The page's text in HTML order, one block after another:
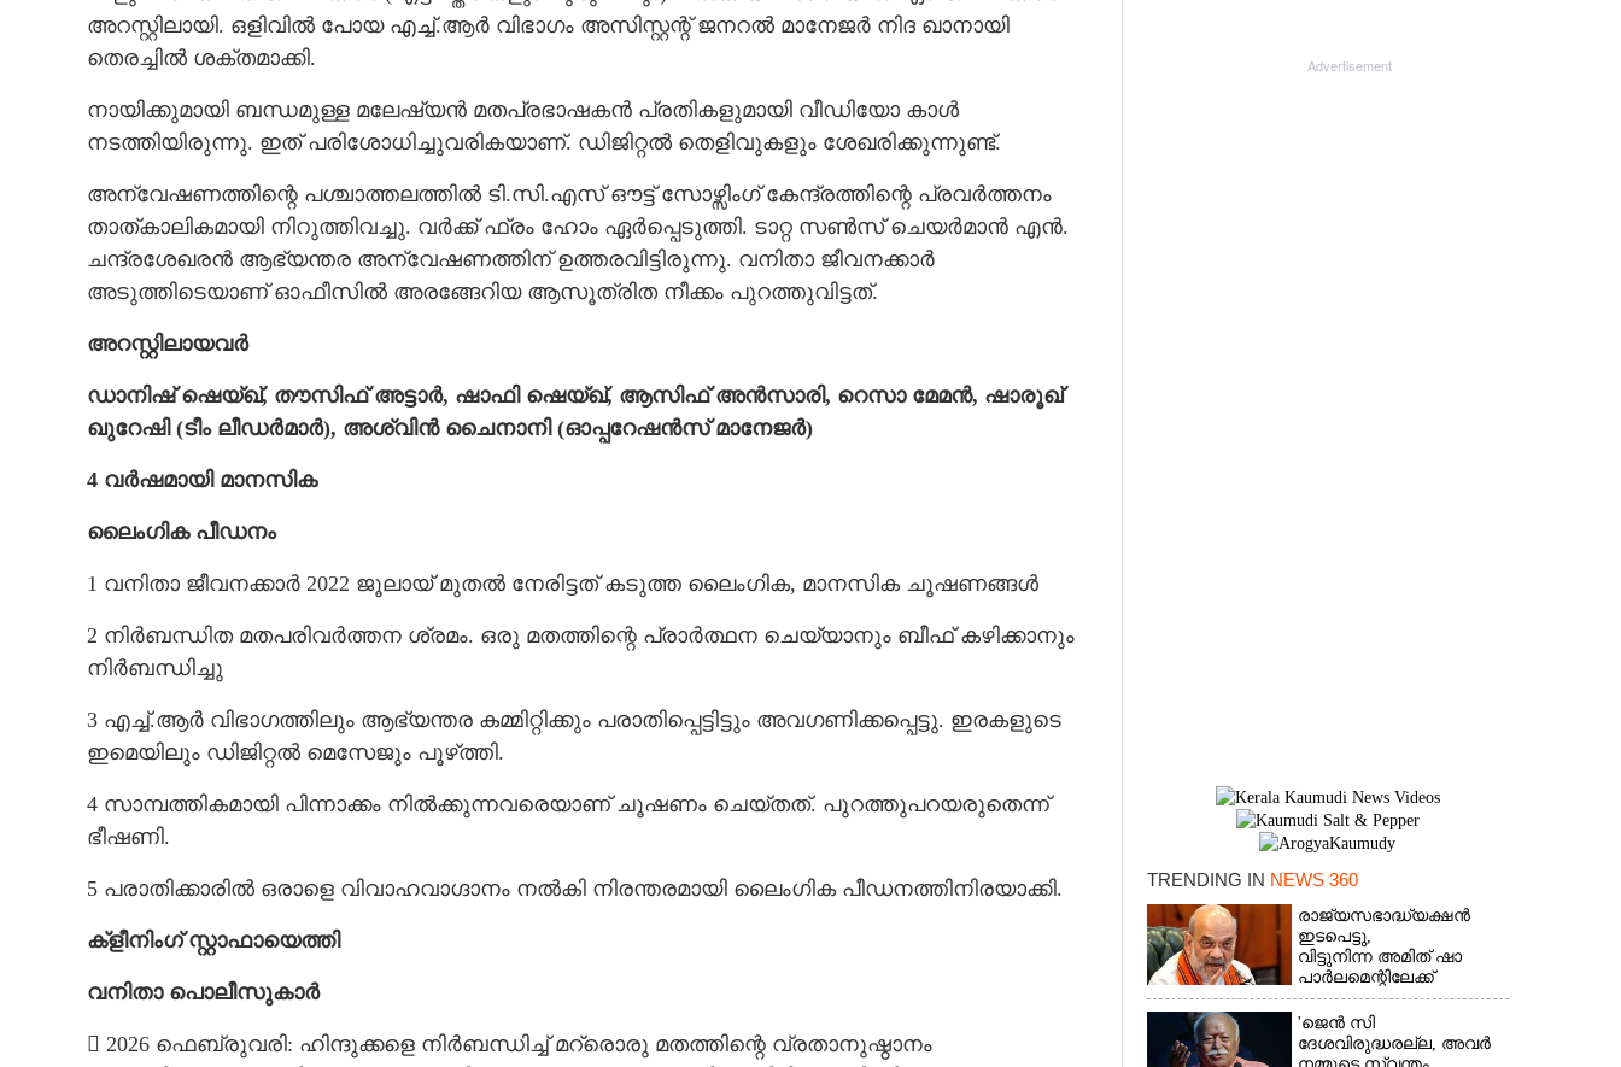
അറസ്റ്റിലായി. ഒളിവിൽ പോയ എച്ച്.ആർ വിഭാഗം അസിസ്റ്റന്റ് ജനറൽ മാനേജർ നിദ ഖാനായി
തെരച്ചിൽ ശക്തമാക്കി.
നായിക്കുമായി ബന്ധമുള്ള മലേഷ്യൻ മതപ്രഭാഷകൻ പ്രതികളുമായി വീഡിയോ കാൾ
നടത്തിയിരുന്നു. ഇത് പരിശോധിച്ചുവരികയാണ്. ഡിജിറ്റൽ തെളിവുകളും ശേഖരിക്കുന്നുണ്ട്.
അന്വേഷണത്തിന്റെ പശ്ചാത്തലത്തിൽ ടി.സി.എസ് ഔട്ട് സോഴ്സിംഗ് കേന്ദ്രത്തിന്റെ പ്രവർത്തനം
താത്കാലികമായി നിറുത്തിവച്ചു. വർക്ക് ഫ്രം ഹോം ഏർപ്പെടുത്തി. ടാറ്റ സൺസ് ചെയർമാൻ എൻ.
ചന്ദ്രശേഖരൻ ആഭ്യന്തര അന്വേഷണത്തിന് ഉത്തരവിട്ടിരുന്നു. വനിതാ ജീവനക്കാർ
അടുത്തിടെയാണ് ഓഫീസിൽ അരങ്ങേറിയ ആസൂത്രിത നീക്കം പുറത്തുവിട്ടത്.
അറസ്റ്റിലായവർ
ഡാനിഷ് ഷെയ്ഖ്, തൗസിഫ് അട്ടാർ, ഷാഫി ഷെയ്ഖ്, ആസിഫ് അൻസാരി, റെസാ മേമൻ, ഷാരൂഖ്
ഖുറേഷി (ടീം ലീഡർമാർ), അശ്വിൻ ചൈനാനി (ഓപ്പറേഷൻസ് മാനേജർ)
4 വർഷമായി മാനസിക
ലൈംഗിക പീഡനം
1 വനിതാ ജീവനക്കാർ 2022 ജൂലായ് മുതൽ നേരിട്ടത് കടുത്ത ലൈംഗിക, മാനസിക ചൂഷണങ്ങൾ
2 നിർബന്ധിത മതപരിവർത്തന ശ്രമം. ഒരു മതത്തിന്റെ പ്രാർത്ഥന ചെയ്യാനും ബീഫ് കഴിക്കാനും
നിർബന്ധിച്ചു
3 എച്ച്.ആർ വിഭാഗത്തിലും ആഭ്യന്തര കമ്മിറ്റിക്കും പരാതിപ്പെട്ടിട്ടും അവഗണിക്കപ്പെട്ടു. ഇരകളുടെ
ഇമെയിലും ഡിജിറ്റൽ മെസേജും പൂഴ്‌ത്തി.
4 സാമ്പത്തികമായി പിന്നാക്കം നിൽക്കുന്നവരെയാണ് ചൂഷണം ചെയ്തത്. പുറത്തുപറയരുതെന്ന്
ഭീഷണി.
5 പരാതിക്കാരിൽ ഒരാളെ വിവാഹവാഗ്ദാനം നൽകി നിരന്തരമായി ലൈംഗിക പീ‌ഡനത്തിനിരയാക്കി.
ക്ളീനിംഗ് സ്റ്റാഫായെത്തി
വനിതാ പൊലീസുകാർ
 2026 ഫെബ്രുവരി: ഹിന്ദുക്കളെ നിർബന്ധിച്ച് മറ്രൊരു മതത്തിന്റെ വ്രതാനുഷ്ഠാനം
Advertisement
TRENDING IN NEWS 360
രാജ്യസഭാദ്ധ്യക്ഷൻ
ഇടപെട്ടു,
വിട്ടുനിന്ന അമിത് ഷാ
പാർലമെന്റിലേക്ക്
'ജെൻ സി
ദേശവിരുദ്ധരല്ല, അവർ
×